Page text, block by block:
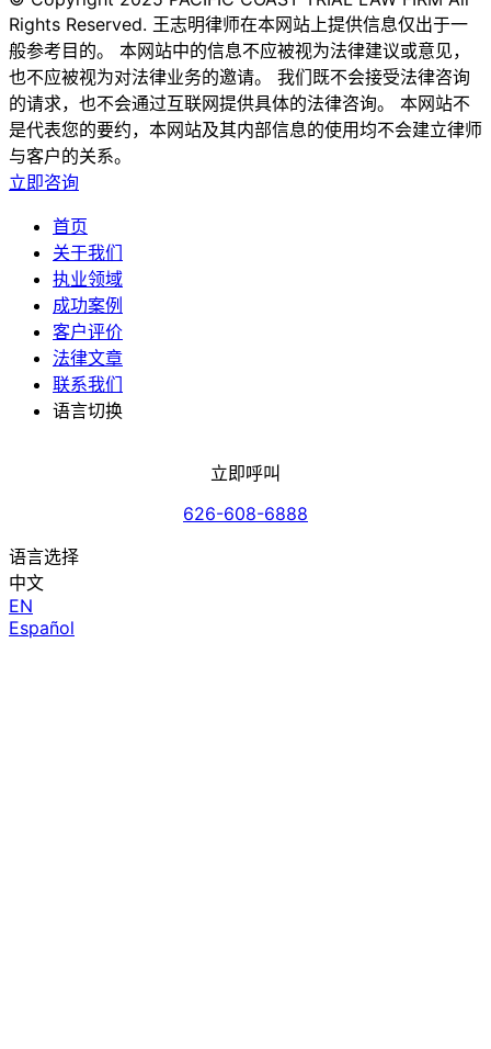
Rights Reserved. 王志明律师在本网站上提供信息仅出于一
般参考目的。 本网站中的信息不应被视为法律建议或意见，
也不应被视为对法律业务的邀请。 我们既不会接受法律咨询
的请求，也不会通过互联网提供具体的法律咨询。 本网站不
是代表您的要约，本网站及其内部信息的使用均不会建立律师
与客户的关系。
立即咨询
首页
关于我们
执业领域
成功案例
客户评价
法律文章
联系我们
语言切换
立即呼叫
626-608-6888
语言选择
中文
EN
Español